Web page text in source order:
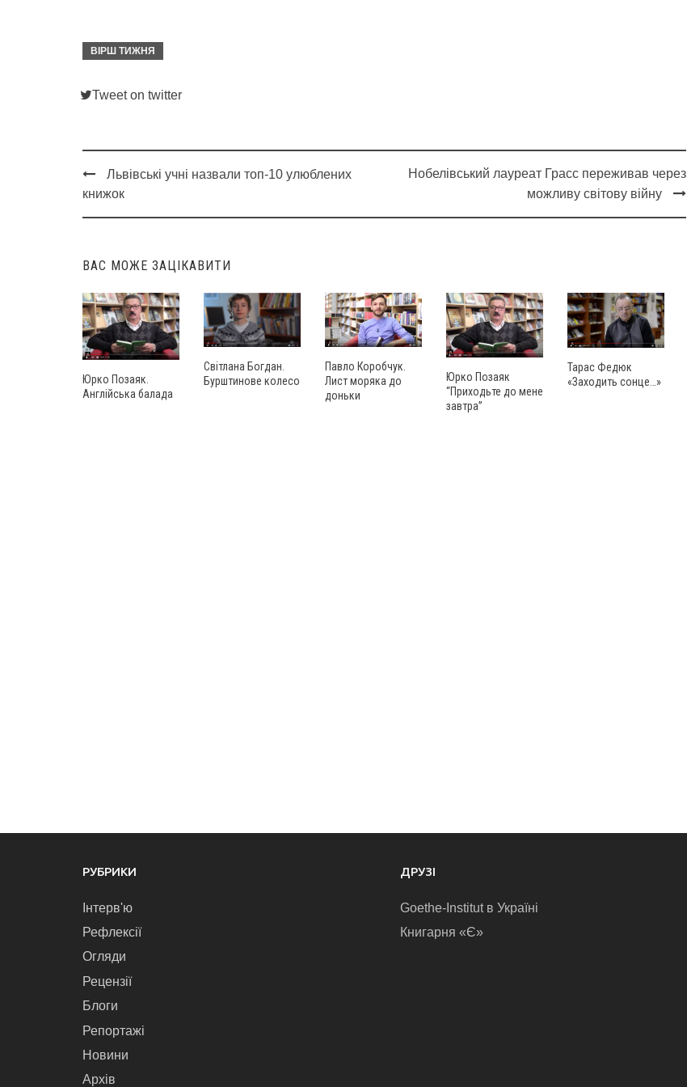
ВІРШ ТИЖНЯ
Tweet on twitter
Post
navigation
Львівські учні назвали топ-10 улюблених
книжок
Нобелівський лауреат Грасс переживав через
можливу світову війну
ВАС МОЖЕ ЗАЦІКАВИТИ
Юрко Позаяк.
Англійська балада
Світлана Богдан.
Бурштинове колесо
Павло Коробчук.
Лист моряка до
доньки
Юрко Позаяк
“Приходьте до мене
завтра”
Тарас Федюк
«Заходить сонце…»
РУБРИКИ
Інтерв'ю
Рефлексії
Огляди
Рецензії
Блоги
Репортажі
Новини
Архів
ДРУЗІ
Goethe-Institut в Україні
Книгарня «Є»